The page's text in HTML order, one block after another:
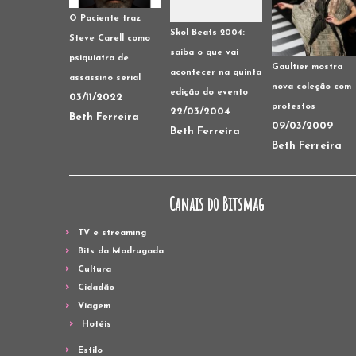
O Paciente traz
Steve Carell como
psiquiatra de
assassino serial
03/11/2022
Beth Ferreira
Skol Beats 2004:
saiba o que vai
acontecer na quinta
edição do evento
22/03/2004
Beth Ferreira
Gaultier mostra
nova coleção com
protestos
09/03/2009
Beth Ferreira
Canais do Bitsmag
TV e streaming
Bits da Madrugada
Cultura
Cidadão
Viagem
Hotéis
Estilo